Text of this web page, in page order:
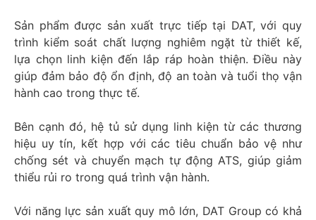
Sản phẩm được sản xuất trực tiếp tại DAT, với quy
trình kiểm soát chất lượng nghiêm ngặt từ thiết kế,
lựa chọn linh kiện đến lắp ráp hoàn thiện. Điều này
giúp đảm bảo độ ổn định, độ an toàn và tuổi thọ vận
hành cao trong thực tế.
Bên cạnh đó, hệ tủ sử dụng linh kiện từ các thương
hiệu uy tín, kết hợp với các tiêu chuẩn bảo vệ như
chống sét và chuyển mạch tự động ATS, giúp giảm
thiểu rủi ro trong quá trình vận hành.
Với năng lực sản xuất quy mô lớn, DAT Group có khả